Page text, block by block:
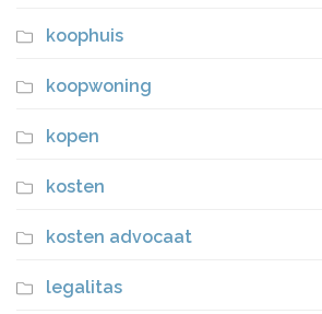
koophuis
koopwoning
kopen
kosten
kosten advocaat
legalitas